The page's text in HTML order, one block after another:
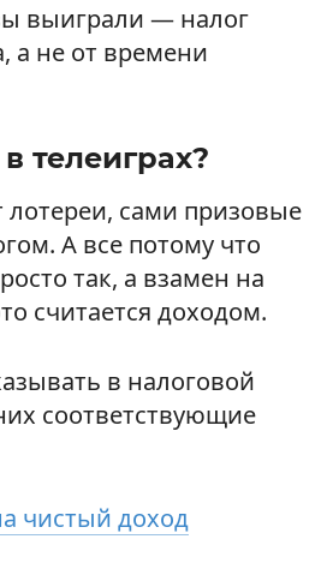
выиграли — налог
а не от времени
телеиграх?
лотереи, сами призовые
А все потому что
так, а взамен на
считается доходом.
в налоговой
соответствующие
чистый доход